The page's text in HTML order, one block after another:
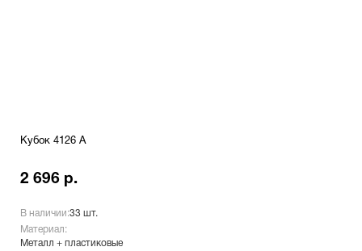
Кубок 4126 A
2 696 р.
В наличии:33 шт.
Материал:
Металл + пластиковые